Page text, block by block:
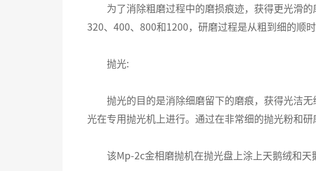
为了消除粗磨过程中的磨损痕迹，获得更光滑的
320、400、800和1200，研磨过程是从粗到细的顺时
抛光:
抛光的目的是消除细磨留下的磨痕，获得光洁无
光在专用抛光机上进行。通过在非常细的抛光粉和
该Mp-2c金相磨抛机在抛光盘上涂上天鹅绒和天